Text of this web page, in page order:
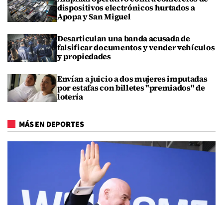
dispositivos electrónicos hurtados a
Apopa y San Miguel
Desarticulan una banda acusada de
falsificar documentos y vender vehículos
y propiedades
Envían a juicio a dos mujeres imputadas
por estafas con billetes "premiados" de
lotería
MÁS EN DEPORTES